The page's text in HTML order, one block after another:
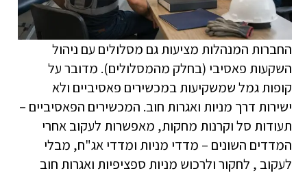
החברות המנהלות מציעות גם מסלולים עם ניהול
השקעות פאסיבי (בחלק מהמסלולים). מדובר על
קופות גמל שמשקיעות במכשירים פאסיביים ולא
ישירות דרך מניות ואגרות חוב. המכשירים הפאסיביים –
תעודות סל וקרנות מחקות, מאפשרות לעקוב אחרי
המדדים השונים – מדדי מניות ומדדי אג"ח, מבלי
לעקוב , לחקור ולרכוש מניות ספציפיות ואגרות חוב